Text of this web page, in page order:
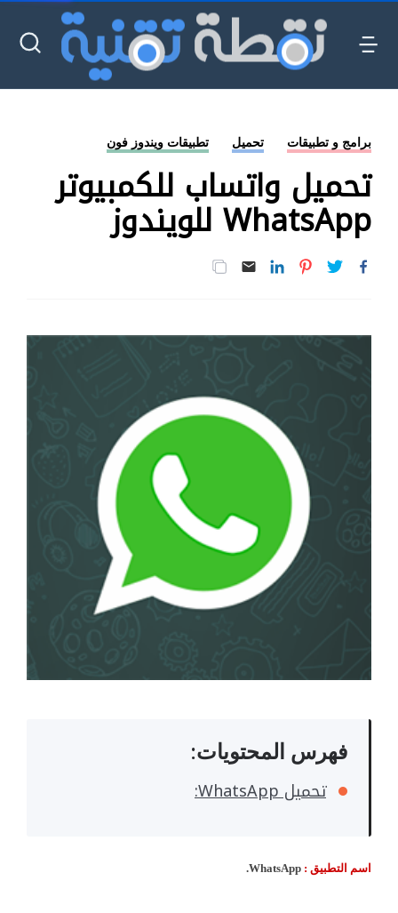
برامج و تطبيقات تحميل تطبيقات ويندوز فون
تحميل واتساب للكمبيوتر
WhatsApp للويندوز
فهرس المحتويات:
تحميل WhatsApp:
اسم التطبيق :